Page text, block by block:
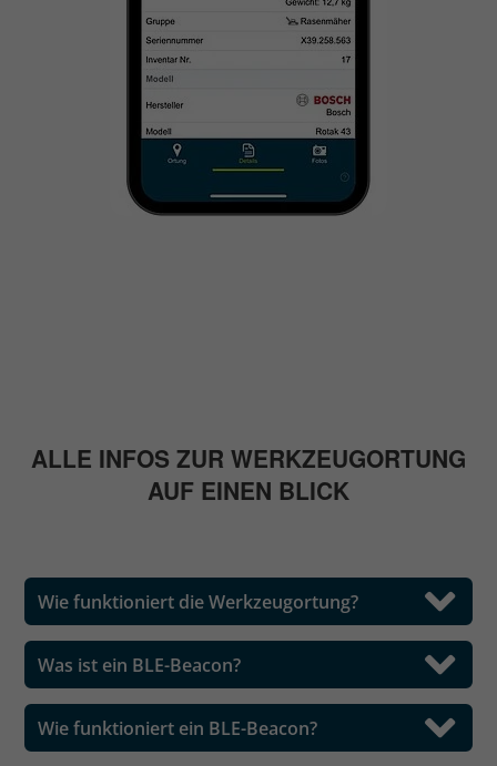
ALLE INFOS ZUR WERKZEUGORTUNG
AUF EINEN BLICK
Wie funktioniert die Werkzeugortung?
Was ist ein BLE-Beacon?
Wie funktioniert ein BLE-Beacon?